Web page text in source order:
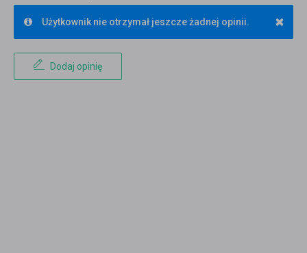
×
Użytkownik nie otrzymał jeszcze żadnej opinii.
Dodaj opinię